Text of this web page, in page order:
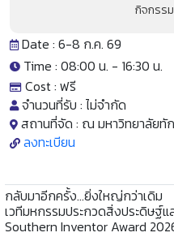
กิจกรร
Date : 6-8 ก.ค. 69
Time : 08:00 น. - 16:30 น.
Cost : ฟรี
จำนวนที่รับ : ไม่จำกัด
สถานที่จัด : ณ มหาวิทยาลัยทั
ลงทะเบียน
กลับมาอีกครั้ง…ยิ่งใหญ่กว่าเดิม
เวทีมหกรรมประกวดสิ่งประดิษฐ์
Southern Inventor Award